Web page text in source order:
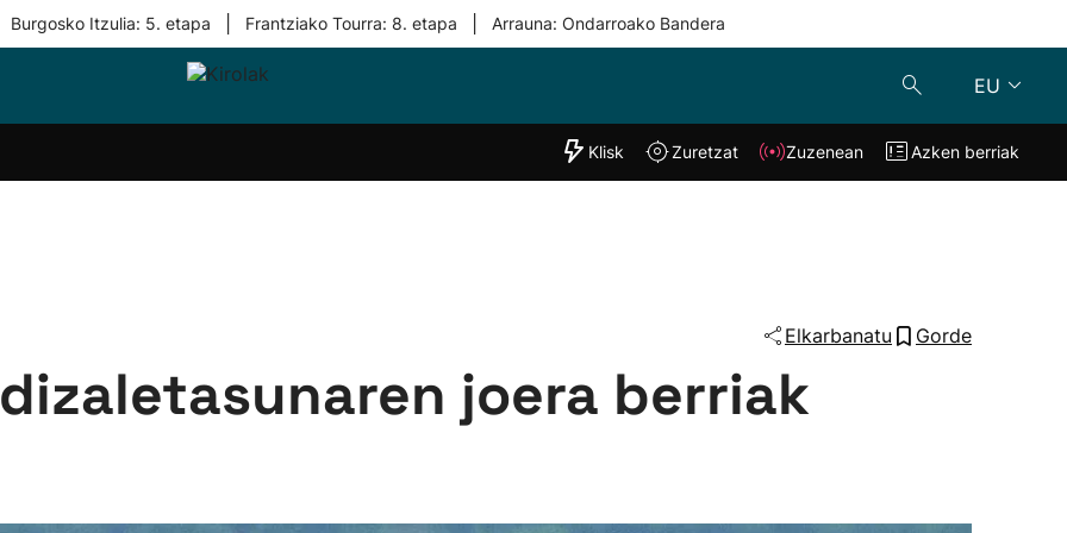
Burgosko Itzulia: 5. etapa Frantziako Tourra: 8. etapa Arrauna: Ondarroako Bandera
EU
Taldeak
"Helmuga"
Klisk Zuzenean
Klisk Zuretzat Zuzenean Azken berriak
Elkarbanatu Gorde
joera berriak